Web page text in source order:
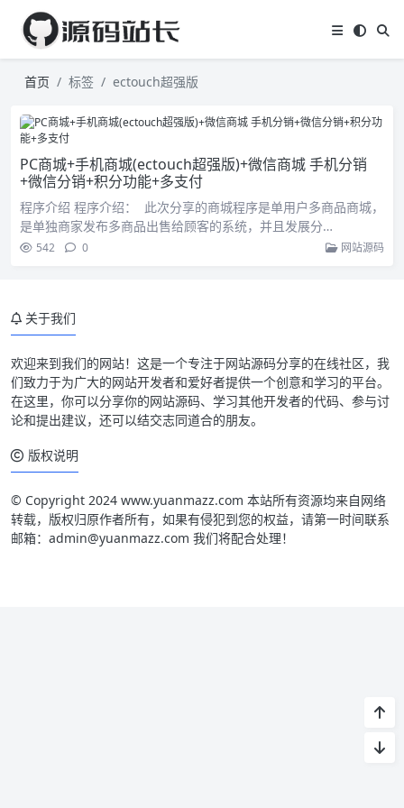
首页 标签 ectouch超强版
PC商城+手机商城(ectouch超强版)+微信商城 手机分销
+微信分销+积分功能+多支付
程序介绍 程序介绍： 此次分享的商城程序是单用户多商品商城，
是单独商家发布多商品出售给顾客的系统，并且发展分…
542 0 网站源码
关于我们
欢迎来到我们的网站！这是一个专注于网站源码分享的在线社区，我
们致力于为广大的网站开发者和爱好者提供一个创意和学习的平台。
在这里，你可以分享你的网站源码、学习其他开发者的代码、参与讨
论和提出建议，还可以结交志同道合的朋友。
版权说明
© Copyright 2024 www.yuanmazz.com 本站所有资源均来自网络
转载，版权归原作者所有，如果有侵犯到您的权益，请第一时间联系
邮箱：admin@yuanmazz.com 我们将配合处理！